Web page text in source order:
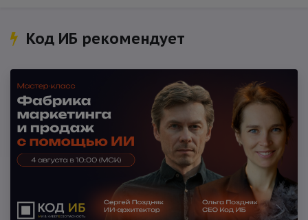
Код ИБ рекомендует